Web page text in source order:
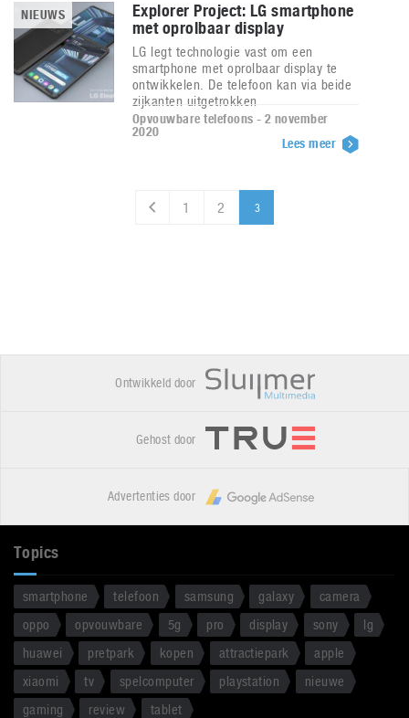
NIEUWS
Explorer Project: LG smartphone
met oprolbaar display
LG legt technologie vast om een
smartphone met oprolbaar display te
ontwikkelen. De telefoon kan via beide
zijkanten uitgetrokken
Opvouwbare telefoons - 2 november
2020
Lees meer
1 2 3
Ontwikkeld door
Gehost door
Advertenties door
Topics
smartphone telefoon samsung galaxy
camera
oppo
opvouwbare 5g pro display sony
lg
huawei
pretpark kopen attractiepark
apple
xiaomi
tv spelcomputer playstation
nieuwe
gaming
review tablet